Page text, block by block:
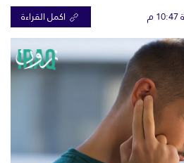
اكمل القراءة